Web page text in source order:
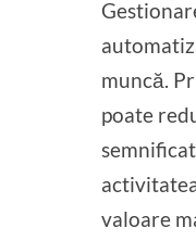
muncă.
poate
valoare